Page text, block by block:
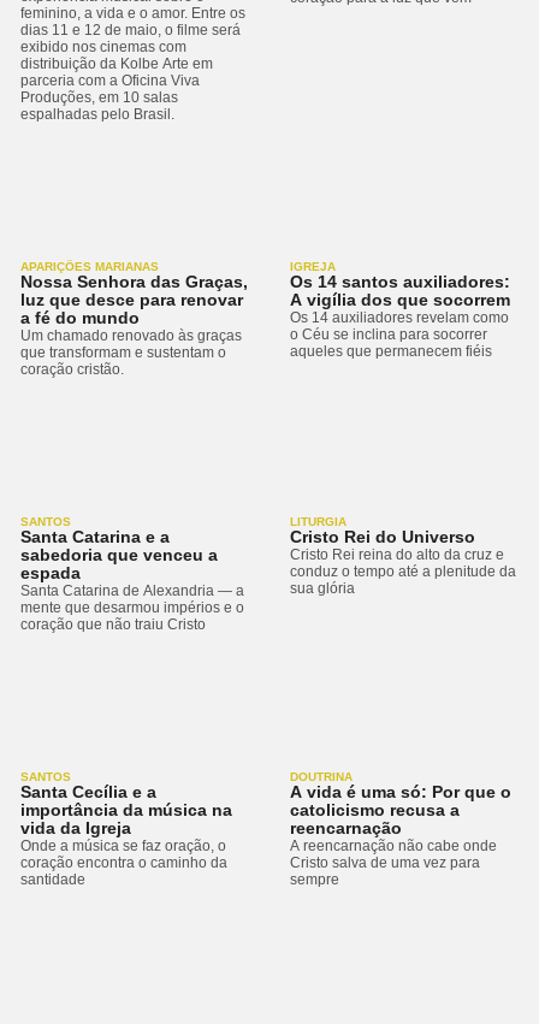
feminino, a vida e o amor. Entre os
dias 11 e 12 de maio, o filme será
exibido nos cinemas com
distribuição da Kolbe Arte em
parceria com a Oficina Viva
Produções, em 10 salas
espalhadas pelo Brasil.
APARIÇÕES MARIANAS
Nossa Senhora das Graças,
luz que desce para renovar
a fé do mundo
Um chamado renovado às graças
que transformam e sustentam o
coração cristão.
IGREJA
Os 14 santos auxiliadores:
A vigília dos que socorrem
Os 14 auxiliadores revelam como
o Céu se inclina para socorrer
aqueles que permanecem fiéis
SANTOS
Santa Catarina e a
sabedoria que venceu a
espada
Santa Catarina de Alexandria — a
mente que desarmou impérios e o
coração que não traiu Cristo
LITURGIA
Cristo Rei do Universo
Cristo Rei reina do alto da cruz e
conduz o tempo até a plenitude da
sua glória
SANTOS
Santa Cecília e a
importância da música na
vida da Igreja
Onde a música se faz oração, o
coração encontra o caminho da
santidade
DOUTRINA
A vida é uma só: Por que o
catolicismo recusa a
reencarnação
A reencarnação não cabe onde
Cristo salva de uma vez para
sempre